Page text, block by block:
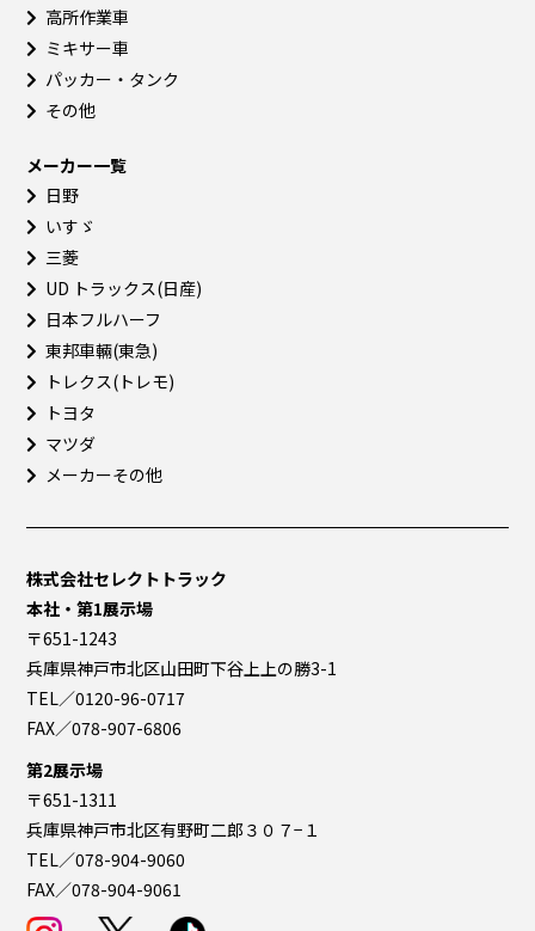
高所作業車
ミキサー車
パッカー・タンク
その他
メーカー一覧
日野
いすゞ
三菱
UD トラックス(日産)
日本フルハーフ
東邦車輛(東急)
トレクス(トレモ)
トヨタ
マツダ
メーカーその他
株式会社セレクトトラック
本社・第1展示場
〒651-1243
兵庫県神戸市北区山田町下谷上上の勝3-1
TEL／0120-96-0717
FAX／078-907-6806
第2展示場
〒651-1311
兵庫県神戸市北区有野町二郎３０７−１
TEL／078-904-9060
FAX／078-904-9061